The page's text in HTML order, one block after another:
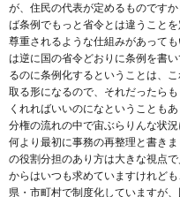
が、住民の代表が定めるものです
ば条例でもっと省令とは違うこと
尊重されるような仕組みがあって
は逆に国の省令どおりに条例を書
るのに条例化するということは、
取る形になるので、それだったら
くれればいいのになということも
分権の流れの中で宙ぶらりんな状
何より最初に事務の再整理と書き
の役割分担のあり方は大きな視点
からはいつも求めていますけれど
県・市町村で制度化していますが